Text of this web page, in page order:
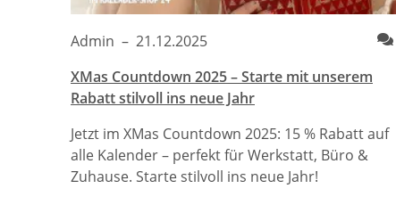
Admin – 21.12.2025
XMas Countdown 2025 – Starte mit unserem
Rabatt stilvoll ins neue Jahr
Jetzt im XMas Countdown 2025: 15 % Rabatt auf
alle Kalender – perfekt für Werkstatt, Büro &
Zuhause. Starte stilvoll ins neue Jahr!